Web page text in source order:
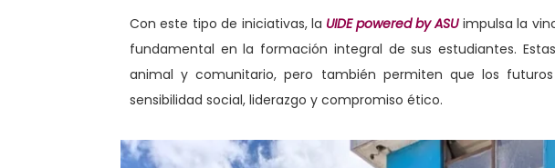
Con este tipo de iniciativas, la UIDE powered by ASUimpulsa la
fundamental en la formación integral de sus estudiantes.
animal y comunitario, pero también permiten que los futuros
sensibilidad social, liderazgo y compromiso ético.